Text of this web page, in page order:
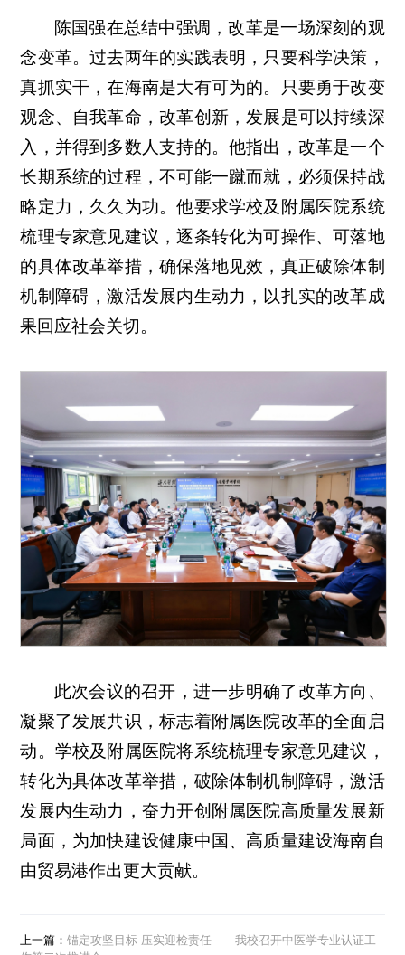
陈国强在总结中强调，改革是一场深刻的观
念变革。过去两年的实践表明，只要科学决策，
真抓实干，在海南是大有可为的。只要勇于改变
观念、自我革命，改革创新，发展是可以持续深
入，并得到多数人支持的。他指出，改革是一个
长期系统的过程，不可能一蹴而就，必须保持战
略定力，久久为功。他要求学校及附属医院系统
梳理专家意见建议，逐条转化为可操作、可落地
的具体改革举措，确保落地见效，真正破除体制
机制障碍，激活发展内生动力，以扎实的改革成
果回应社会关切。
此次会议的召开，进一步明确了改革方向、
凝聚了发展共识，标志着附属医院改革的全面启
动。学校及附属医院将系统梳理专家意见建议，
转化为具体改革举措，破除体制机制障碍，激活
发展内生动力，奋力开创附属医院高质量发展新
局面，为加快建设健康中国、高质量建设海南自
由贸易港作出更大贡献。
上一篇：锚定攻坚目标 压实迎检责任——我校召开中医学专业认证工